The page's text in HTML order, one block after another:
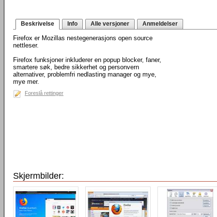
Beskrivelse Info Alle versjoner Anmeldelser
Firefox er Mozillas nestegenerasjons open source
nettleser.
Firefox funksjoner inkluderer en popup blocker, faner,
smartere søk, bedre sikkerhet og personvern
alternativer, problemfri nedlasting manager og mye,
mye mer.
Foreslå rettinger
Skjermbilder: